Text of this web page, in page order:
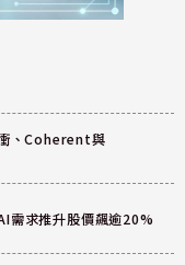
、Coherent與
求推升股價飆逾20%